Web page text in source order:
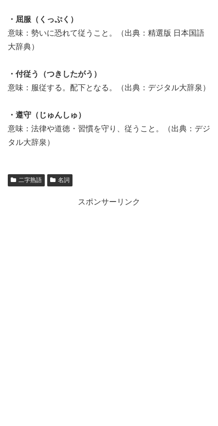
・屈服（くっぷく）
意味：勢いに恐れて従うこと。（出典：精選版 日本国語
大辞典）
・付従う（つきしたがう）
意味：服従する。配下となる。（出典：デジタル大辞泉）
・遵守（じゅんしゅ）
意味：法律や道徳・習慣を守り、従うこと。（出典：デジ
タル大辞泉）
二字熟語 名詞
スポンサーリンク